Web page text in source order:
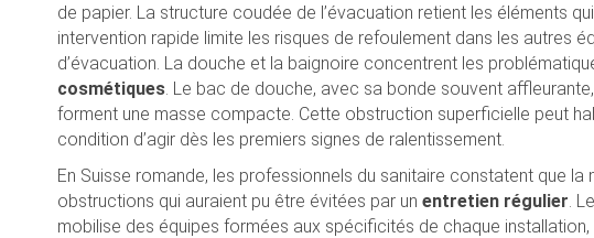
de papier. La structure coudée de l’évacuation retient les éléments
intervention rapide limite les risques de refoulement dans les autres
d’évacuation. La douche et la baignoire concentrent les
cosmétiques. Le bac de douche, avec sa bonde souvent
forment une masse compacte. Cette obstruction superficielle peut
condition d’agir dès les premiers signes de ralentissement.
En Suisse romande, les professionnels du sanitaire constatent que
obstructions qui auraient pu être évitées par un entretien régulier. Le
mobilise des équipes formées aux spécificités de chaque